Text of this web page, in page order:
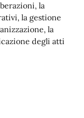
la
la gestione
la
degli atti